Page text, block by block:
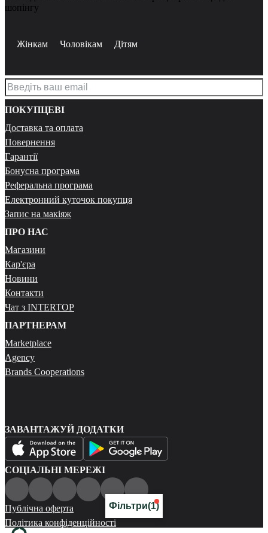
Фільтри(1)
шопінгу
Жінкам Чоловікам Дітям
ПОКУПЦЕВІ
Доставка та оплата
Повернення
Гарантії
Бонусна програма
Реферальна програма
Електронний куточок покупця
Запис на макіяж
ПРО НАС
Магазини
Кар'єра
Новини
Контакти
Чат з INTERTOP
ПАРТНЕРАМ
Marketplace
Agency
Brands Cooperations
ЗАВАНТАЖУЙ ДОДАТКИ
СОЦІАЛЬНІ МЕРЕЖІ
Публічна оферта
Політика конфіденційності